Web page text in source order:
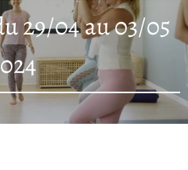
29/04 au 03/05